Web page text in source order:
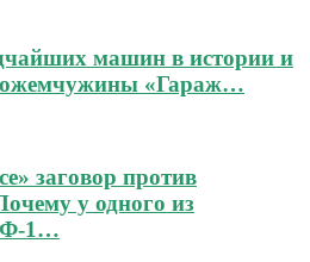
машин в истории и
«Гараж…
заговор против
у одного из
Ф-1…